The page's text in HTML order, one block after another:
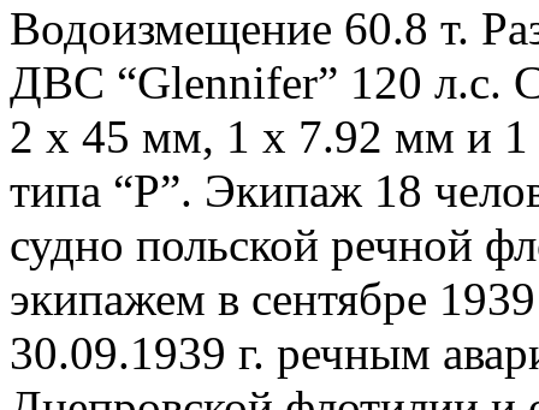
Водоизмещение 60.8 т.
ДВС “Glennifer” 120 л.с.
2 х 45 мм, 1 х 7.92 мм и
типа “Р”. Экипаж 18
судно польской речной
экипажем в сентябре
30.09.1939 г. речным